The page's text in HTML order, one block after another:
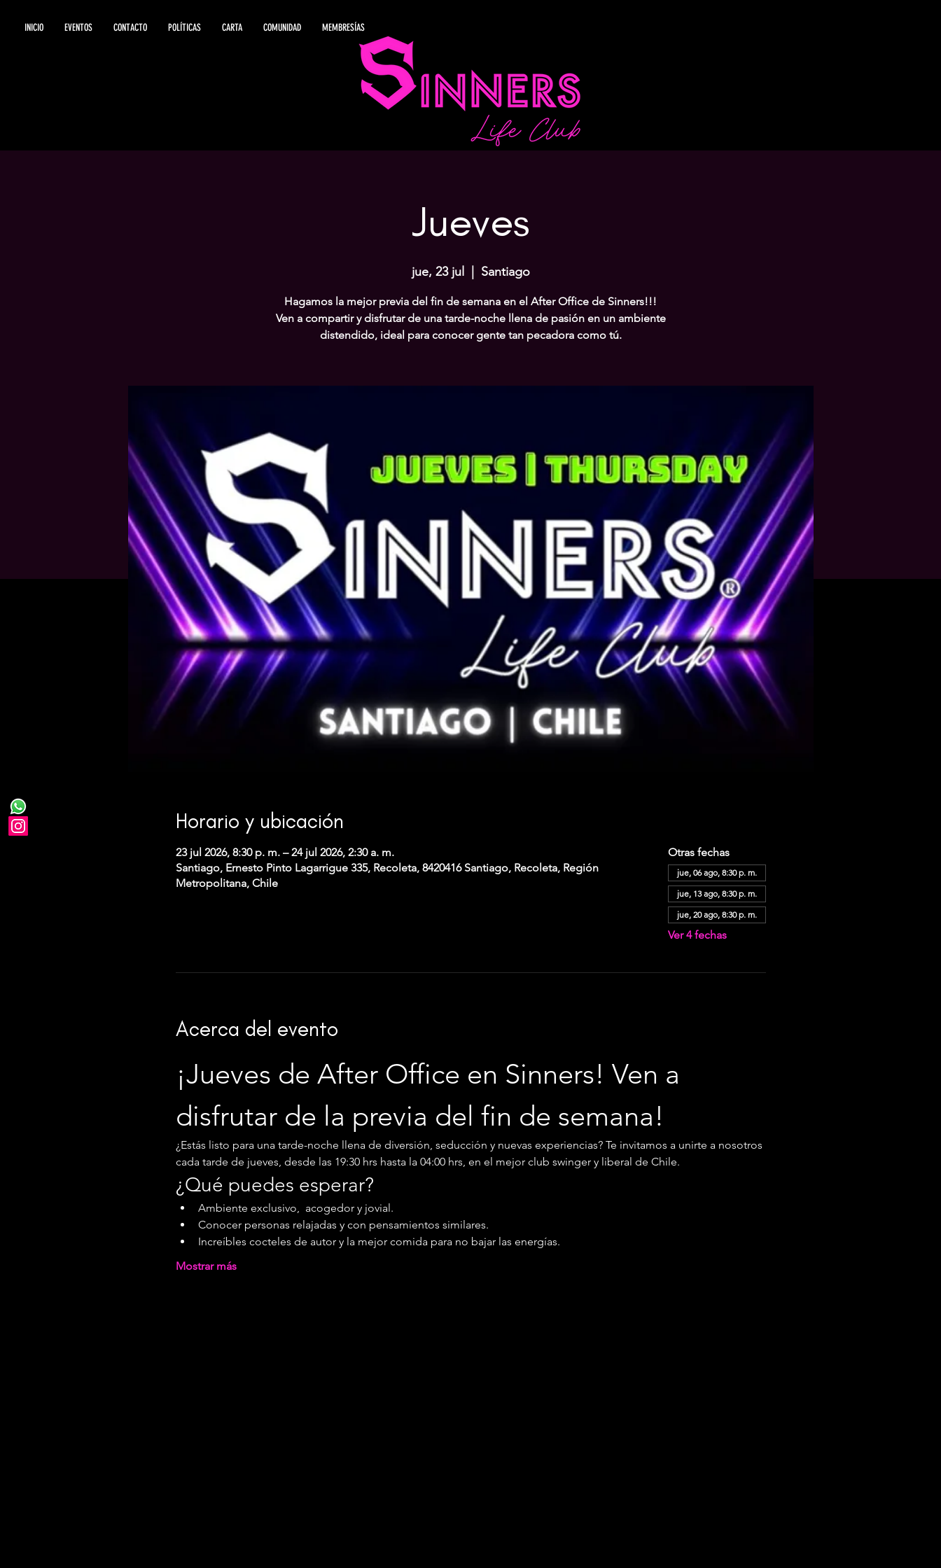
INICIO EVENTOS CONTACTO POLÍTICAS CARTA COMUNIDAD MEMBRESÍAS
Jueves
jue, 23 jul Santiago
Hagamos la mejor previa del fin de semana en el After Office de Sinners!!!
Ven a compartir y disfrutar de una tarde-noche llena de pasión en un ambiente
distendido, ideal para conocer gente tan pecadora como tú.
Horario y ubicación
23 jul 2026, 8:30 p. m. – 24 jul 2026, 2:30 a. m.
Santiago, Ernesto Pinto Lagarrigue 335, Recoleta, 8420416 Santiago, Recoleta, Región
Metropolitana, Chile
Otras fechas
jue, 06 ago, 8:30 p. m.
jue, 13 ago, 8:30 p. m.
jue, 20 ago, 8:30 p. m.
Ver 4 fechas
Acerca del evento
¡Jueves de After Office en Sinners! Ven a
disfrutar de la previa del fin de semana!
¿Estás listo para una tarde-noche llena de diversión, seducción y nuevas experiencias? Te invitamos a unirte a nosotros
cada tarde de jueves, desde las 19:30 hrs hasta la 04:00 hrs, en el mejor club swinger y liberal de Chile.
¿Qué puedes esperar?
Ambiente exclusivo,  acogedor y jovial.
Conocer personas relajadas y con pensamientos similares.
Increíbles cocteles de autor y la mejor comida para no bajar las energías.
Mostrar más